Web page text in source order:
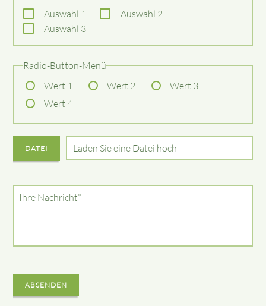
Auswahl 1
Auswahl 2
Auswahl 3
Radio-Button-Menü
Wert 1
Wert 2
Wert 3
Wert 4
DATEI
Pflichtfeld
Ihre Nachricht*
ABSENDEN